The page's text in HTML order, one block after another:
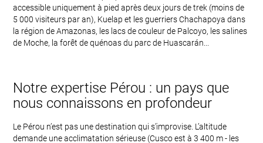
accessible uniquement à pied après deux jours de trek (moins de
5 000 visiteurs par an), Kuelap et les guerriers Chachapoya dans
la région de Amazonas, les lacs de couleur de Palcoyo, les salines
de Moche, la forêt de quénoas du parc de Huascarán...
Notre expertise Pérou : un pays que
nous connaissons en profondeur
Le Pérou n’est pas une destination qui s’improvise. L’altitude
demande une acclimatation sérieuse (Cusco est à 3 400 m - les